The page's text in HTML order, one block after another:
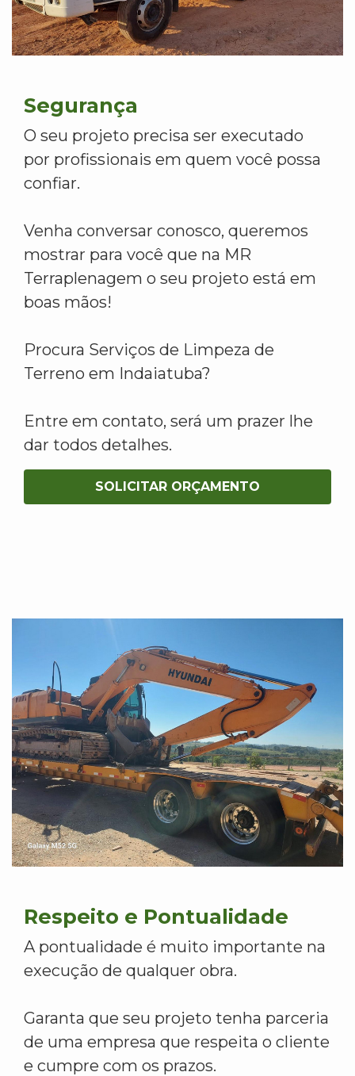
Segurança
O seu projeto precisa ser executado
por profissionais em quem você possa
confiar.
Venha conversar conosco, queremos
mostrar para você que na MR
Terraplenagem o seu projeto está em
boas mãos!
Procura Serviços de Limpeza de
Terreno em Indaiatuba?
Entre em contato, será um prazer lhe
dar todos detalhes.
SOLICITAR ORÇAMENTO
Respeito e Pontualidade
A pontualidade é muito importante na
execução de qualquer obra.
Garanta que seu projeto tenha parceria
de uma empresa que respeita o cliente
e cumpre com os prazos.